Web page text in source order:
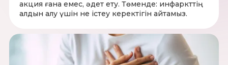
акция ғана емес, әдет ету. Төменде: инфаркттің
алдын алу үшін не істеу керектігін айтамыз.